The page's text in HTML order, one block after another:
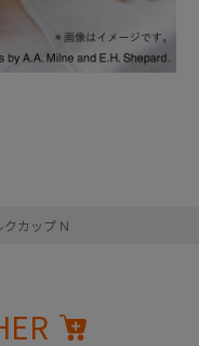
クカップ N